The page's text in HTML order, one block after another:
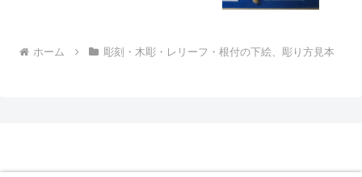
ホーム 彫刻・木彫・レリーフ・根付の下絵、彫り方見本